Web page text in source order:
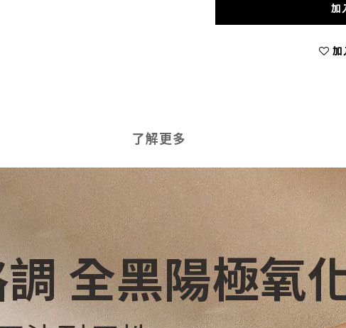
加
加
了解更多